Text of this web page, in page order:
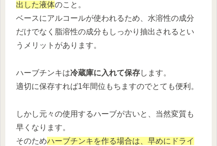
出した液体のこと。
ベースにアルコールが使われるため、水溶性の成分
だけでなく脂溶性の成分もしっかり抽出されるとい
うメリットがあります。
ハーブチンキは冷蔵庫に入れて保存します。
適切に保存すれば1年間位もちますのでとても便利。
しかし元々の使用するハーブが古いと、当然変質も
早くなります。
そのためハーブチンキを作る場合は、早めにドライ